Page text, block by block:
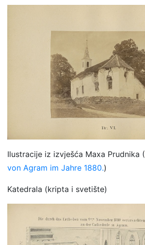
Ilustracije iz izvješća Maxa Prudnika (
von Agram im Jahre 1880.)
Katedrala (kripta i svetište)